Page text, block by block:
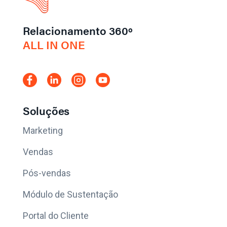
Relacionamento 360º
ALL IN ONE
Soluções
Marketing
Vendas
Pós-vendas
Módulo de Sustentação
Portal do Cliente